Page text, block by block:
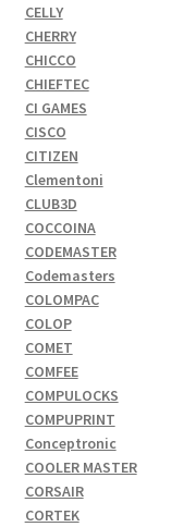
CELLY
CHERRY
CHICCO
CHIEFTEC
CI GAMES
CISCO
CITIZEN
Clementoni
CLUB3D
COCCOINA
CODEMASTER
Codemasters
COLOMPAC
COLOP
COMET
COMFEE
COMPULOCKS
COMPUPRINT
Conceptronic
COOLER MASTER
CORSAIR
CORTEK